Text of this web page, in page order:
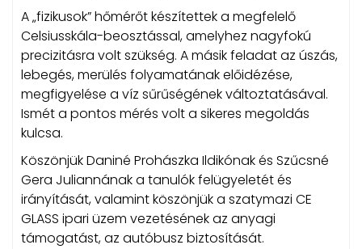
A „fizikusok” hőmérőt készítettek a megfelelő
Celsiusskála-beosztással, amelyhez nagyfokú
precizitásra volt szükség. A másik feladat az úszás,
lebegés, merülés folyamatának előidézése,
megfigyelése a víz sűrűségének változtatásával.
Ismét a pontos mérés volt a sikeres megoldás
kulcsa.
Köszönjük Daniné Prohászka Ildikónak és Szűcsné
Gera Juliannának a tanulók felügyeletét és
irányítását, valamint köszönjük a szatymazi CE
GLASS ipari üzem vezetésének az anyagi
támogatást, az autóbusz biztosítását.